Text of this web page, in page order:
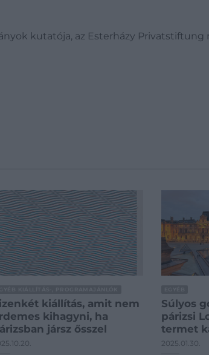
kutatója, az Esterházy Privatstiftung
kiállítás, amit nem
kihagyni, ha
jársz ősszel
Súlyos
párizsi
termet
2025.01.30.